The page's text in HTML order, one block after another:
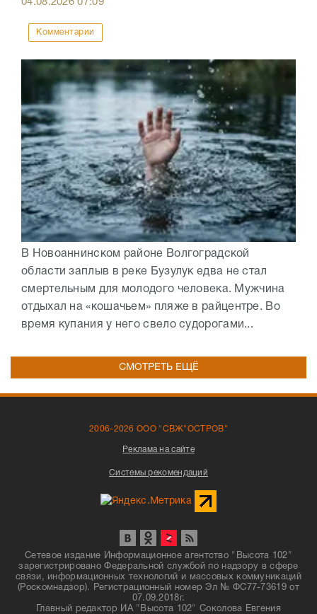
Комментарии
В Новоаннинском районе Волгоградской
области заплыв в реке Бузулук едва не стал
смертельным для молодого человека. Мужчина
отдыхал на «кошачьем» пляже в райцентре. Во
время купания у него свело судорогами...
СМОТРЕТЬ ЕЩЁ
2006-2026 ООО "СВЖ"ОСТРОВ"
Реклама на сайте
Системы рекомендаций
Сетевое издание Информационное агентство "Высота 102"
зарегистрировано Федеральной службой по надзору в сфере
связи, информационных технологий и массовых коммуникаций
(Роскомнадзор). Регистрационный номер Эл № ФС77-73619 от
07.09.2018г.
Главный редактор ИА "Высота 102" Соколова Евгения